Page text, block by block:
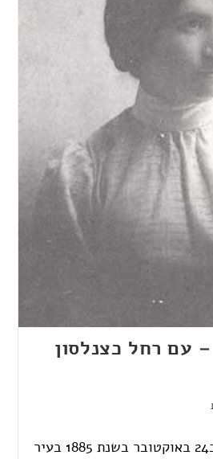
עם רחל כצנלסון
רחל כצנלסון נולדה ב24 באוקטובר בשנת 1885 בעיר